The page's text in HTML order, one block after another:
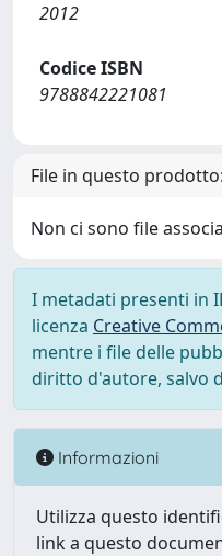
2012
Codice ISBN
9788842221081
File in questo prodotto:
Non ci sono file
I metadati presenti in
licenza Creative
mentre i file delle
diritto d'autore, salvo
Informazioni
Utilizza questo
link a questo